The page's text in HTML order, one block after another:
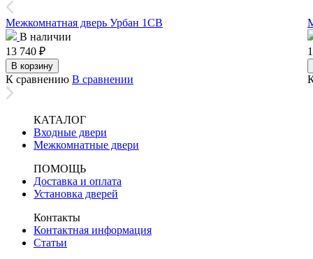
Межкомнатная дверь Урбан 1СВ
В наличии
13 740 ₽
В корзину
К сравнению В сравнении
КАТАЛОГ
Входные двери
Межкомнатные двери
ПОМОЩЬ
Доставка и оплата
Установка дверей
Контакты
Контактная информация
Статьи